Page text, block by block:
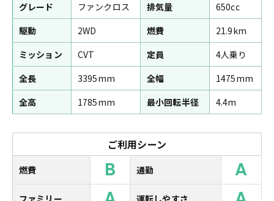
グレード ファンクロス 排気量
650cc
駆動
2WD 燃費
21.9km
ミッション
CVT 定員
4人乗り
全長
3395mm 全幅
1475mm
全高
1785mm 最小回転半径 4.4m
ご利用シーン
燃費 B 通勤 A